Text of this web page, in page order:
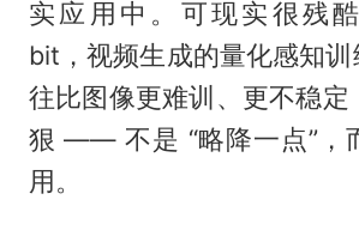
实应用中。可现实很残
bit，视频生成的量化感知训
往比图像更难训、更不稳定
狠 —— 不是 “略降一点”，
用。